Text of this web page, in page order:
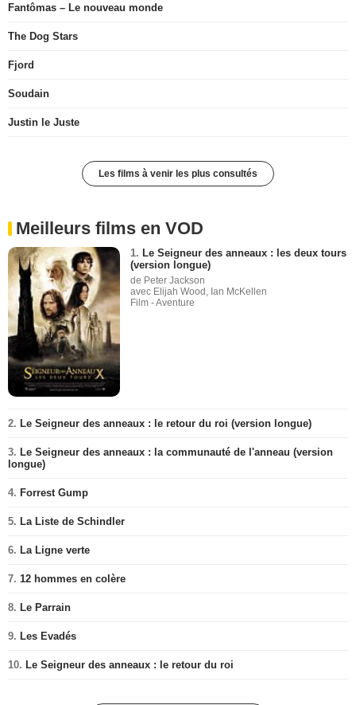
Fantômas – Le nouveau monde
The Dog Stars
Fjord
Soudain
Justin le Juste
Les films à venir les plus consultés
Meilleurs films en VOD
1. Le Seigneur des anneaux : les deux tours
(version longue)
de Peter Jackson
avec Elijah Wood, Ian McKellen
Film - Aventure
2. Le Seigneur des anneaux : le retour du roi (version longue)
3. Le Seigneur des anneaux : la communauté de l'anneau (version
longue)
4. Forrest Gump
5. La Liste de Schindler
6. La Ligne verte
7. 12 hommes en colère
8. Le Parrain
9. Les Evadés
10. Le Seigneur des anneaux : le retour du roi